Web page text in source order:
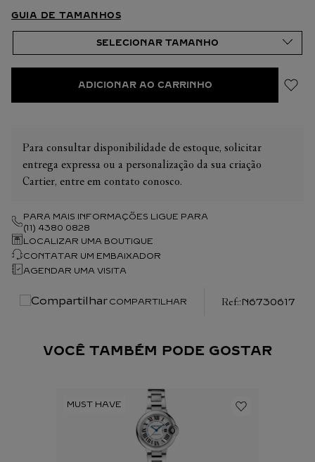
GUIA DE TAMANHOS
ADICIONAR AO CARRINHO
Para consultar disponibilidade de estoque, solicitar
entrega expressa ou a personalização da sua criação
Cartier, entre em contato conosco.
PARA MAIS INFORMAÇÕES LIGUE PARA
(11) 4380 0828
LOCALIZAR UMA BOUTIQUE
CONTATAR UM EMBAIXADOR
AGENDAR UMA VISITA
COMPARTILHAR :N6730617
VOCÊ TAMBÉM PODE GOSTAR